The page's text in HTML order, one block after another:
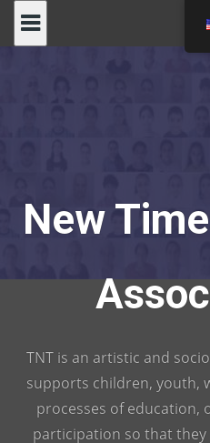
New
TNT is an artistic and
supports children, youth,
processes of education,
participation so that